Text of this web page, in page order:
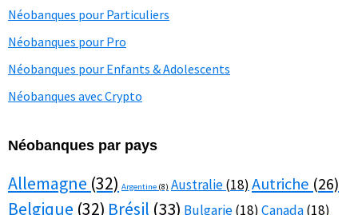
Néobanques pour Particuliers
Néobanques pour Pro
Néobanques pour Enfants & Adolescents
Néobanques avec Crypto
Néobanques par pays
Allemagne (32) Argentine (8) Australie(18)Autriche (26)
Belgique (32) Brésil (33) Bulgarie(18)Canada(18)